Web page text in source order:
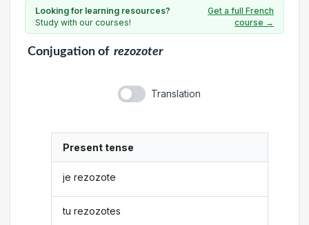
Looking for learning resources?
Study with our courses!
Get a full French
course →
Conjugationof rezozoter
Translation
Present tense
je rezozote
tu rezozotes